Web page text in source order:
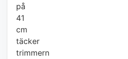
på
41
cm
täcker
trimmern